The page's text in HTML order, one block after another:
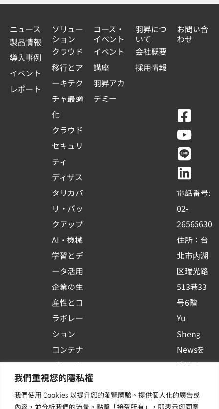
我們重視您的隱私權
我們使用 Cookies 以提升您的瀏覽體驗、提供個人化的廣告或
內容，並分析我們的流量。點擊「接受所有」，即表示您同意
ニュース
製品情報
導入事例
イベント
レポート
ソリュー
ション
クラウド
移行とア
ーキテク
チャ最適
化
クラウド
セキュリ
ティ
ディザス
タリカバ
リ・バッ
クアップ
AI・機械
学習とデ
ータ活用
企業の生
産性とコ
ラボレー
ション
コンテナ
プラット
フォーム
活用
コース・
イベント
イベント
講座
羽昇アカ
デミー
羽昇につ
いて
会社概要
採用情報
お問い合
わせ
F
a
c
e
b
o
o
k
-
s
q
u
a
r
e
Y
o
u
t
u
b
e
L
i
n
e
L
i
n
k
e
d
i
n
電話番号:
02-
26565630
住所：台
北市内湖
区瑞光路
513巷33
号6階
Yu
Sheng
Newsを
購読する
イベント